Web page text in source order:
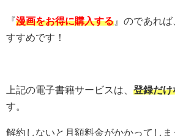
『漫画をお得に購入する 』のであれ
すすめです！
上記の電子書籍サービスは、 登録だけ
す。
解約しないと月額料金がかかってし